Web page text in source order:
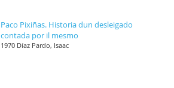
Paco Pixiñas. Historia dun desleigado
contada por il mesmo
1970 Díaz Pardo, Isaac